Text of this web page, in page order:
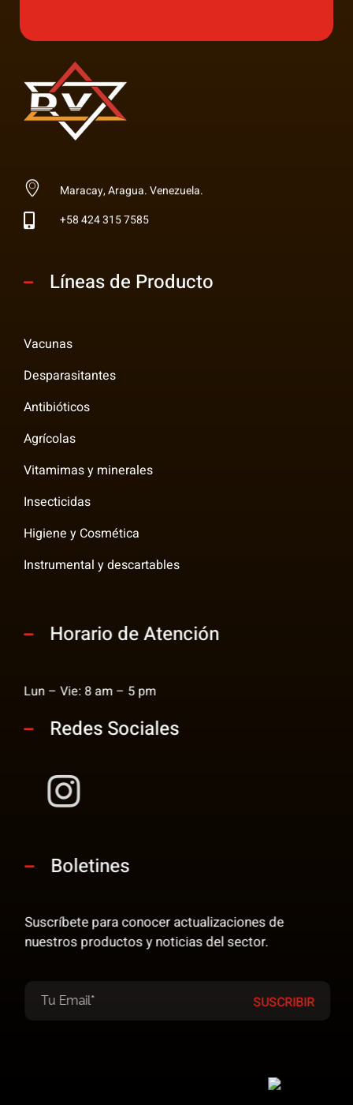
Maracay, Aragua. Venezuela.
+58 424 315 7585
Líneas de Producto
Vacunas
Desparasitantes
Antibióticos
Agrícolas
Vitamimas y minerales
Insecticidas
Higiene y Cosmética
Instrumental y descartables
Horario de Atención
Lun – Vie: 8 am – 5 pm
Redes Sociales
Boletines
Suscríbete para conocer actualizaciones de
nuestros productos y noticias del sector.